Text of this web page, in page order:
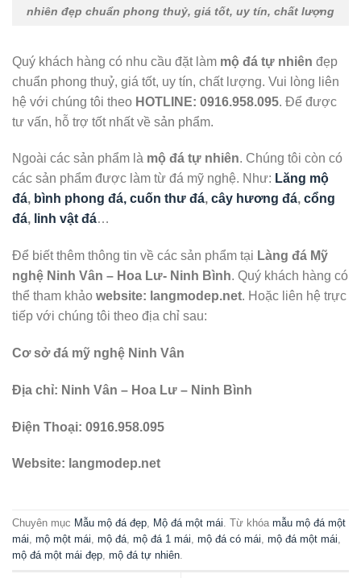
nhiên đẹp chuẩn phong thuỷ, giá tốt, uy tín, chất lượng
Quý khách hàng có nhu cầu đặt làm mộ đá tự nhiên đẹp
chuẩn phong thuỷ, giá tốt, uy tín, chất lượng. Vui lòng liên
hệ với chúng tôi theo HOTLINE: 0916.958.095. Để được
tư vấn, hỗ trợ tốt nhất về sản phẩm.
Ngoài các sản phẩm là mộ đá tự nhiên. Chúng tôi còn có
các sản phẩm được làm từ đá mỹ nghệ. Như: Lăng mộ
đá, bình phong đá, cuốn thư đá, cây hương đá, cổng
đá, linh vật đá…
Để biết thêm thông tin về các sản phẩm tại Làng đá Mỹ
nghệ Ninh Vân – Hoa Lư- Ninh Bình. Quý khách hàng có
thể tham khảo website: langmodep.net. Hoặc liên hệ trực
tiếp với chúng tôi theo địa chỉ sau:
Cơ sở đá mỹ nghệ Ninh Vân
Địa chỉ: Ninh Vân – Hoa Lư – Ninh Bình
Điện Thoại: 0916.958.095
Website: langmodep.net
Chuyên mục Mẫu mộ đá đẹp, Mộ đá một mái. Từ khóa mẫu mộ đá một
mái, mộ một mái, mộ đá, mộ đá 1 mái, mộ đá có mái, mộ đá một mái,
mộ đá một mái đẹp, mộ đá tự nhiên.